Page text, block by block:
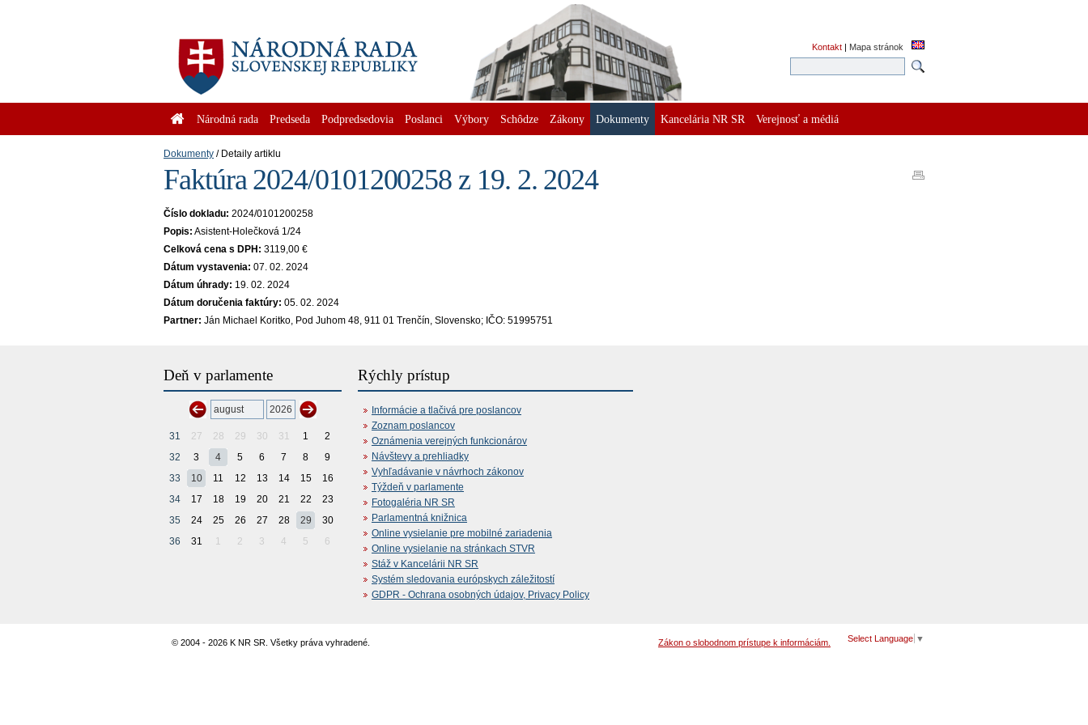
Kontakt | Mapa stránok
Národná rada Predseda Podpredsedovia Poslanci Výbory Schôdze Zákony Dokumenty Kancelária NR SR Verejnosť a médiá
Dokumenty Detaily artiklu
Faktúra 2024/0101200258 z 19. 2. 2024
Číslo dokladu: 2024/0101200258
Popis: Asistent-Holečková 1/24
Celková cena s DPH: 3119,00 €
Dátum vystavenia: 07. 02. 2024
Dátum úhrady: 19. 02. 2024
Dátum doručenia faktúry: 05. 02. 2024
Partner: Ján Michael Koritko, Pod Juhom 48, 911 01 Trenčín, Slovensko; IČO: 51995751
Deň v parlamente
31 27 28 29 30 31 1
2
32
3 4 5 6 7 8
9
33
10 11 12 13 14 15
16
34
17 18 19 20 21 22
23
35
24 25 26 27 28 29
30
36
31 1 2 3 4 5 6
Rýchly prístup
Informácie a tlačivá pre poslancov
Zoznam poslancov
Oznámenia verejných funkcionárov
Návštevy a prehliadky
Vyhľadávanie v návrhoch zákonov
Týždeň v parlamente
Fotogaléria NR SR
Parlamentná knižnica
Online vysielanie pre mobilné zariadenia
Online vysielanie na stránkach STVR
Stáž v Kancelárii NR SR
Systém sledovania európskych záležitostí
GDPR - Ochrana osobných údajov, Privacy Policy
© 2004 - 2026 K NR SR. Všetky práva vyhradené. Select Language ▼
Zákon o slobodnom prístupe k informáciám.